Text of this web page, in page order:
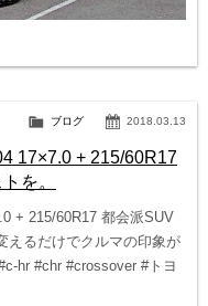
2018.03.13
ブログ
17×7.0 + 215/60R17
を。
+ 215/60R17 都会派SUV
えるだけでクルマの印象が
hr #chr #crossover #トヨ